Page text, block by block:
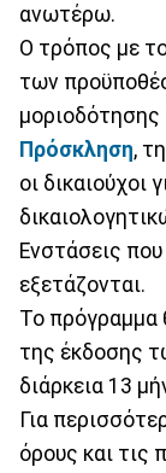
ανωτέρω.
Ο τρόπος με
των
μοριοδότησης
Πρόσκληση,
οι
Ενστάσεις
εξετάζονται.
Το πρόγραμμα
της έκδοσης
διάρκεια 13
Για
όρους και τις